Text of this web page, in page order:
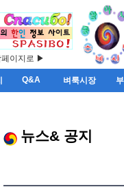
페이지로 ▶
Q&A 벼룩시장
뉴스& 공지